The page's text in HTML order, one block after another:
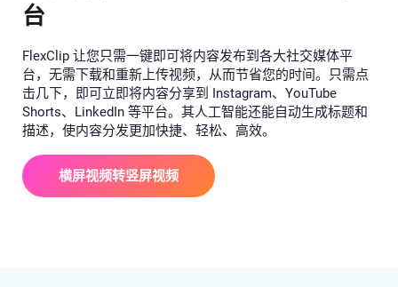
台
FlexClip 让您只需一键即可将内容发布到各大社交媒体平
台，无需下载和重新上传视频，从而节省您的时间。只需点
击几下，即可立即将内容分享到 Instagram、YouTube
Shorts、LinkedIn 等平台。其人工智能还能自动生成标题和
描述，使内容分发更加快捷、轻松、高效。
横屏视频转竖屏视频